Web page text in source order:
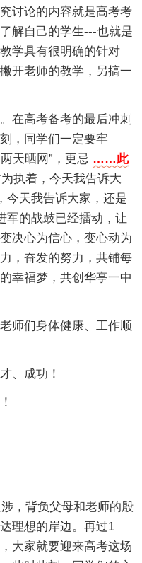
讨论的内容就是高考考
解自己的学生---也就是
学具有很明确的针对
开老师的教学，另搞一
在高考备考的最后冲刺
，同学们一定要牢
天晒网”，更忌 ……此
为执着，今天我告诉大
今天我告诉大家，还是
军的战鼓已经擂动，让
决心为信心，变心动为
，奋发的努力，共铺每
幸福梦，共创华亭一中
师们身体健康、工作顺
、成功！
，背负父母和老师的殷
理想的岸边。再过1
大家就要迎来高考这场